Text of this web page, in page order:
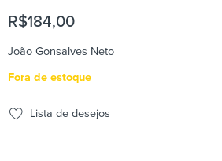
R$184,00
João Gonsalves Neto
Fora de estoque
Lista de desejos